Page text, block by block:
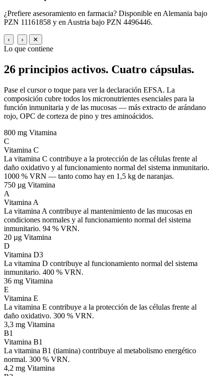
¿Prefiere asesoramiento en farmacia? Disponible en Alemania bajo
PZN 11161858 y en Austria bajo PZN 4496446.
‹ › ✕
Lo que contiene
26 principios activos. Cuatro cápsulas.
Pase el cursor o toque para ver la declaración EFSA. La
composición cubre todos los micronutrientes esenciales para la
función inmunitaria y de las mucosas — más extracto de arándano
rojo, OPC de corteza de pino y tres aminoácidos.
800 mg Vitamina
C
Vitamina C
La vitamina C contribuye a la protección de las células frente al
daño oxidativo y al funcionamiento normal del sistema inmunitario.
1000 % VRN — tanto como hay en 1,5 kg de naranjas.
750 µg Vitamina
A
Vitamina A
La vitamina A contribuye al mantenimiento de las mucosas en
condiciones normales y al funcionamiento normal del sistema
inmunitario. 94 % VRN.
20 µg Vitamina
D
Vitamina D3
La vitamina D contribuye al funcionamiento normal del sistema
inmunitario. 400 % VRN.
36 mg Vitamina
E
Vitamina E
La vitamina E contribuye a la protección de las células frente al
daño oxidativo. 300 % VRN.
3,3 mg Vitamina
B1
Vitamina B1
La vitamina B1 (tiamina) contribuye al metabolismo energético
normal. 300 % VRN.
4,2 mg Vitamina